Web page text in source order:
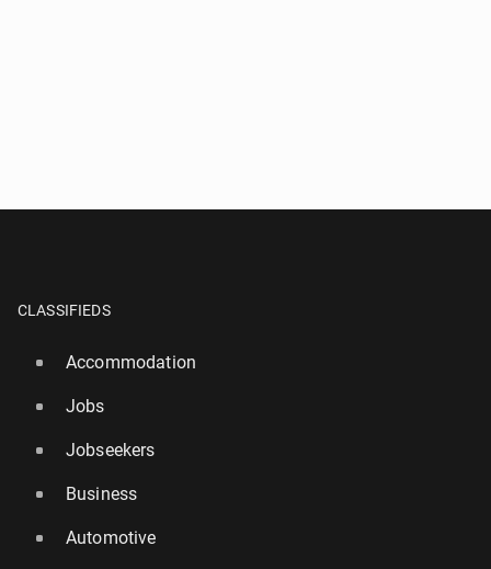
CLASSIFIEDS
Accommodation
Jobs
Jobseekers
Business
Automotive